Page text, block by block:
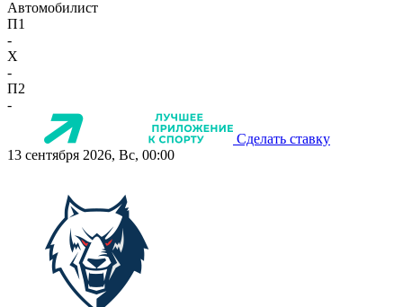
Автомобилист
П1
-
X
-
П2
-
Сделать ставку
13 сентября 2026, Вс, 00:00